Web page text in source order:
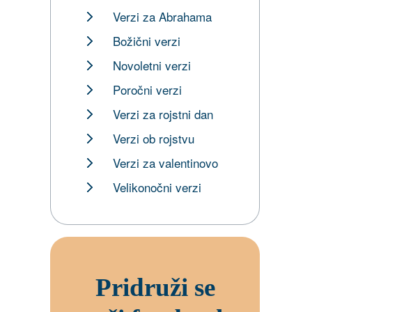
Verzi za Abrahama
Božični verzi
Novoletni verzi
Poročni verzi
Verzi za rojstni dan
Verzi ob rojstvu
Verzi za valentinovo
Velikonočni verzi
Pridruži se